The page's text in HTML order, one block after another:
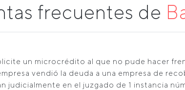
frecuentes de
un microcrédito al que no pude hacer
vendió la deuda a una empresa de
judicialmente en el juzgado de 1 instancia